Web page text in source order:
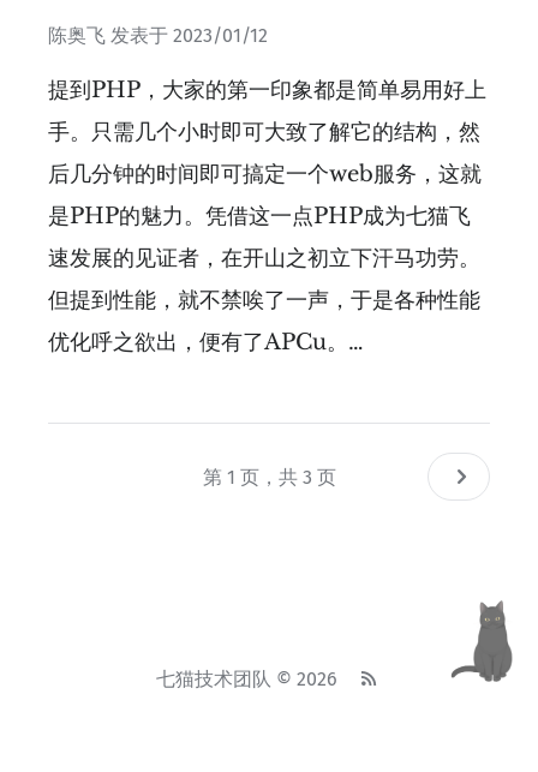
陈奥飞 发表于 2023/01/12
提到PHP，大家的第一印象都是简单易用好上
手。只需几个小时即可大致了解它的结构，然
后几分钟的时间即可搞定一个web服务，这就
是PHP的魅力。凭借这一点PHP成为七猫飞
速发展的见证者，在开山之初立下汗马功劳。
但提到性能，就不禁唉了一声，于是各种性能
优化呼之欲出，便有了APCu。…
第 1 页，共 3 页
七猫技术团队 © 2026